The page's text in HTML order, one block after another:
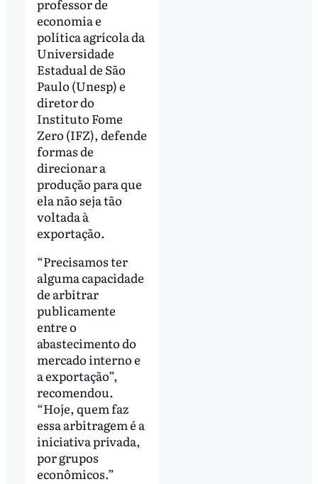
professor de
economia e
política agrícola da
Universidade
Estadual de São
Paulo (Unesp) e
diretor do
Instituto Fome
Zero (IFZ), defende
formas de
direcionar a
produção para que
ela não seja tão
voltada à
exportação.
“Precisamos ter
alguma capacidade
de arbitrar
publicamente
entre o
abastecimento do
mercado interno e
a exportação”,
recomendou.
“Hoje, quem faz
essa arbitragem é a
iniciativa privada,
por grupos
econômicos.”